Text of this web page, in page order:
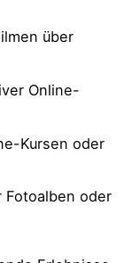
über
Online-
Kursen oder
Fotoalben oder